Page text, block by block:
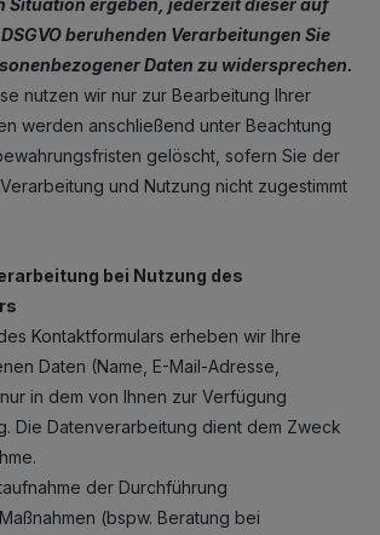
beruhenden Verarbeitungen Sie
Daten zu widersprechen.
nutzen wir nur zur Bearbeitung Ihrer
werden anschließend unter Beachtung
gelöscht, sofern Sie der
und Nutzung nicht zugestimmt
bei Nutzung des
Kontaktformulars erheben wir Ihre
Daten (Name, E-Mail-Adresse,
in dem von Ihnen zur Verfügung
Die Datenverarbeitung dient dem Zweck
der Durchführung
(bspw. Beratung bei